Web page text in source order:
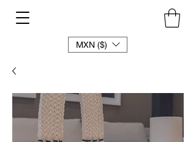
MXN ($)